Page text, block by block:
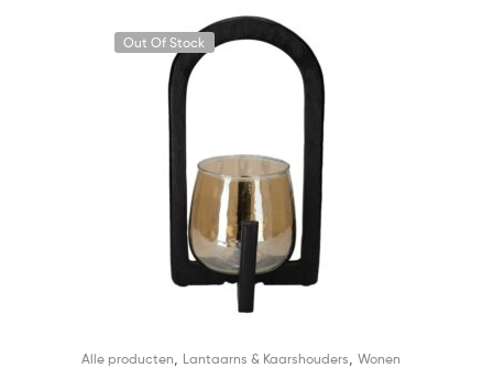
Out Of Stock
Alle producten Lantaarns & Kaarshouders Wonen